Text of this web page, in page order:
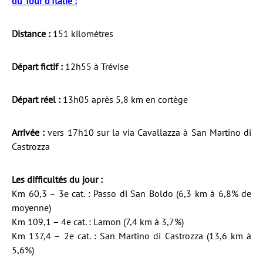
Distance : 151 kilomètres
Départ fictif : 12h55 à Trévise
Départ réel : 13h05 après 5,8 km en cortège
Arrivée : vers 17h10 sur la via Cavallazza à San Martino di
Castrozza
Les difficultés du jour :
Km 60,3 – 3e cat. : Passo di San Boldo (6,3 km à 6,8% de
moyenne)
Km 109,1 – 4e cat. : Lamon (7,4 km à 3,7%)
Km 137,4 – 2e cat. : San Martino di Castrozza (13,6 km à
5,6%)